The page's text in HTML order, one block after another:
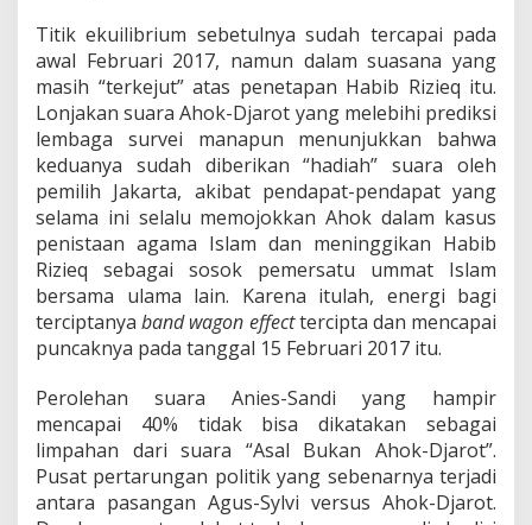
Titik ekuilibrium sebetulnya sudah tercapai pada
awal Februari 2017, namun dalam suasana yang
masih “terkejut” atas penetapan Habib Rizieq itu.
Lonjakan suara Ahok-Djarot yang melebihi prediksi
lembaga survei manapun menunjukkan bahwa
keduanya sudah diberikan “hadiah” suara oleh
pemilih Jakarta, akibat pendapat-pendapat yang
selama ini selalu memojokkan Ahok dalam kasus
penistaan agama Islam dan meninggikan Habib
Rizieq sebagai sosok pemersatu ummat Islam
bersama ulama lain. Karena itulah, energi bagi
terciptanyaband wagon effecttercipta dan mencapai
puncaknya pada tanggal 15 Februari 2017 itu.
Perolehan suara Anies-Sandi yang hampir
mencapai 40% tidak bisa dikatakan sebagai
limpahan dari suara “Asal Bukan Ahok-Djarot”.
Pusat pertarungan politik yang sebenarnya terjadi
antara pasangan Agus-Sylvi versus Ahok-Djarot.